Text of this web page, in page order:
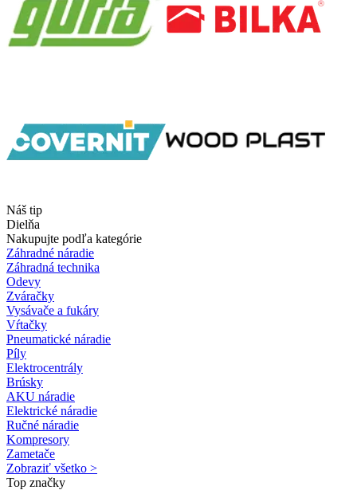
Náš tip
Dielňa
Nakupujte podľa kategórie
Záhradné náradie
Záhradná technika
Odevy
Zváračky
Vysávače a fukáry
Vŕtačky
Pneumatické náradie
Píly
Elektrocentrály
Brúsky
AKU náradie
Elektrické náradie
Ručné náradie
Kompresory
Zametače
Zobraziť všetko >
Top značky